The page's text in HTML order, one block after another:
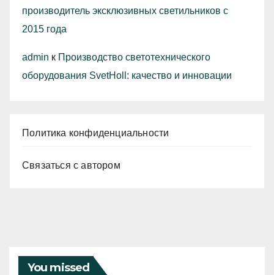
производитель эксклюзивных светильников с
2015 года
admin к Производство светотехнического
оборудования SvetHoll: качество и инновации
Политика конфиденциальности
Связаться с автором
You missed